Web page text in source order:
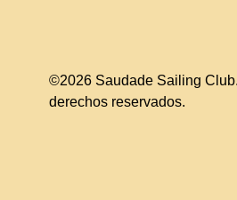
©2026 Saudade Sailing
derechos reservados.